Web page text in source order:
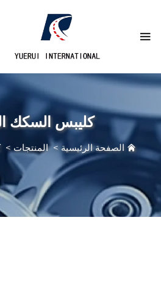
كليبس السكك
الصفحة الرئيسية>المنتجات>